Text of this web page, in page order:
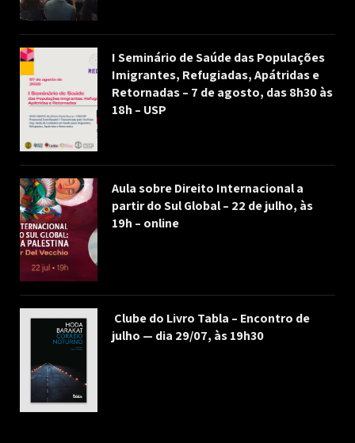
I Seminário de Saúde das Populações
Imigrantes, Refugiadas, Apátridas e
Retornadas – 7 de agosto, das 8h30 às
18h – USP
Aula sobre Direito Internacional a
partir do Sul Global – 22 de julho, às
19h – online
Clube do Livro Tabla – Encontro de
julho — dia 29/07, às 19h30